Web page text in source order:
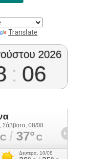
Translate
2026
: 07